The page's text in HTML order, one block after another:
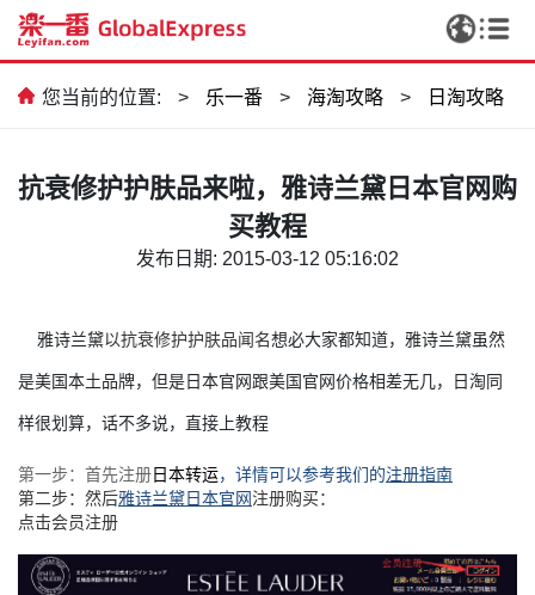
您当前的位置: > 乐一番 > 海淘攻略 > 日淘攻略
抗衰修护护肤品来啦，雅诗兰黛日本官网购
买教程
发布日期: 2015-03-12 05:16:02
雅诗兰黛以抗衰修护护肤品闻名想必大家都知道， 雅诗兰黛虽然
是美国本土品牌，但是 日本官网跟美国官网价格相差无几，日淘同
样很划算，话不多说，直接上教程
第一步：首先注册 日本转运，详情可以参考我们的注册指南
第二步：然后雅诗兰黛日本官网 注册购买：
点击会员注册